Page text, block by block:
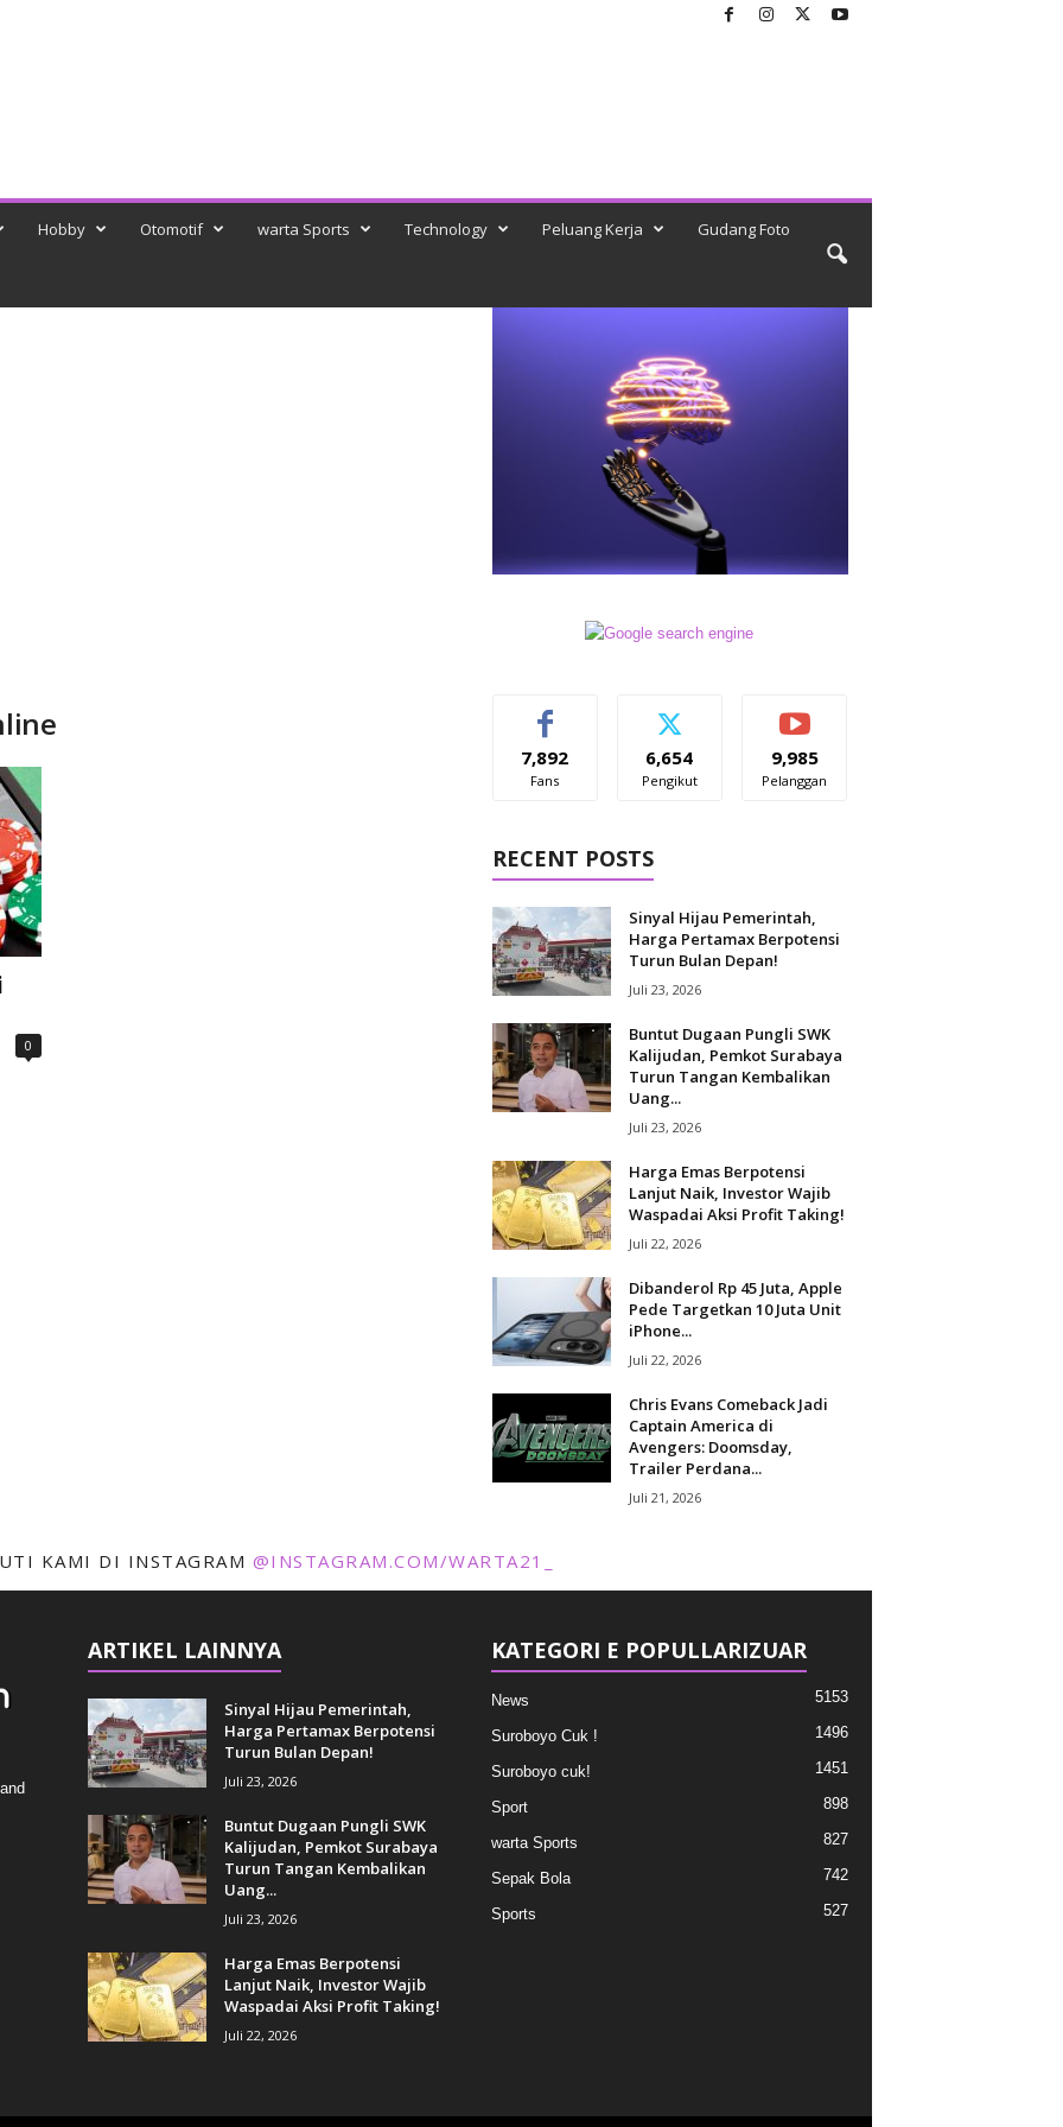
Hobby Otomotif warta Sports Technology Peluang Kerja Gudang Foto
0
7,892
Fans
6,654
Pengikut
9,985
Pelanggan
RECENT POSTS
Sinyal Hijau Pemerintah,
Harga Pertamax Berpotensi
Turun Bulan Depan!
Juli 23, 2026
Buntut Dugaan Pungli SWK
Kalijudan, Pemkot Surabaya
Turun Tangan Kembalikan
Uang...
Juli 23, 2026
Harga Emas Berpotensi
Lanjut Naik, Investor Wajib
Waspadai Aksi Profit Taking!
Juli 22, 2026
Dibanderol Rp 45 Juta, Apple
Pede Targetkan 10 Juta Unit
iPhone...
Juli 22, 2026
Chris Evans Comeback Jadi
Captain America di
Avengers: Doomsday,
Trailer Perdana...
Juli 21, 2026
KAMI DI INSTAGRAM @INSTAGRAM.COM/WARTA21_
ARTIKEL LAINNYA
Sinyal Hijau Pemerintah,
Harga Pertamax Berpotensi
Turun Bulan Depan!
Juli 23, 2026
Buntut Dugaan Pungli SWK
Kalijudan, Pemkot Surabaya
Turun Tangan Kembalikan
Uang...
Juli 23, 2026
Harga Emas Berpotensi
Lanjut Naik, Investor Wajib
Waspadai Aksi Profit Taking!
Juli 22, 2026
KATEGORI E POPULLARIZUAR
News 5153
Suroboyo Cuk ! 1496
Suroboyo cuk! 1451
Sport 898
warta Sports 827
Sepak Bola 742
Sports 527